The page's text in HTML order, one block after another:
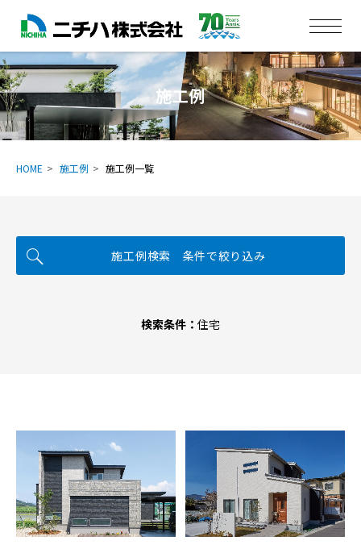
施工例
HOME 施工例 施工例一覧
施工例検索 条件で絞り込み
検索条件： 住宅